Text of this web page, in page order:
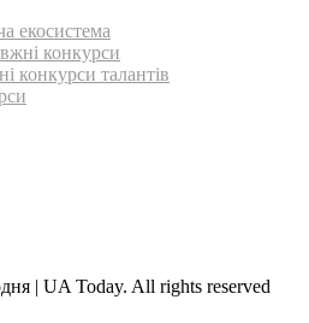
екосистема
конкурси
конкурси талантів
| UA Today. All rights reserved